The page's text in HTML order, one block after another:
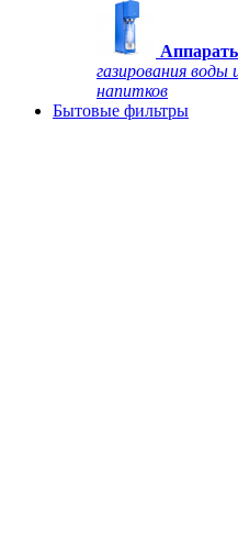
газирования воды
напитков
Бытовые фильтры